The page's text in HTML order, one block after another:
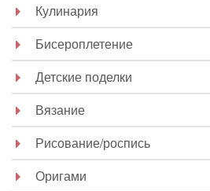
Кулинария
Бисероплетение
Детские поделки
Вязание
Рисование/роспись
Оригами